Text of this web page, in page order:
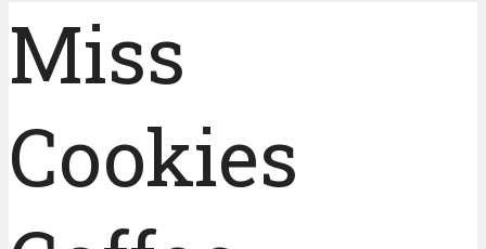
Miss
Cookies